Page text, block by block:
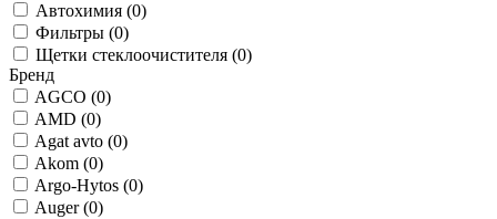
Автохимия (0)
Фильтры (0)
Щетки стеклоочистителя (0)
Бренд
AGCO (0)
AMD (0)
Agat avto (0)
Akom (0)
Argo-Hytos (0)
Auger (0)